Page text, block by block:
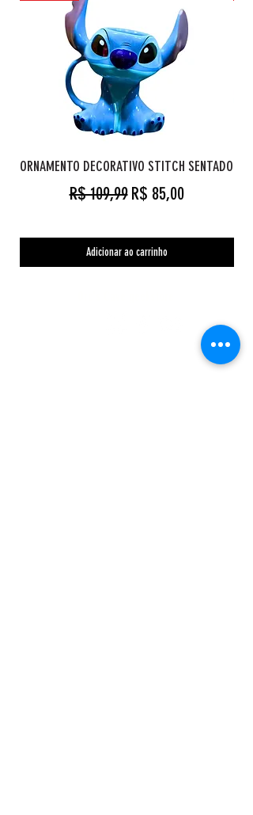
ORNAMENTO DECORATIVO STITCH SENTADO
Preço normal
R$ 109,99 Preço promocional
R$ 85,00
Adicionar ao carrinho